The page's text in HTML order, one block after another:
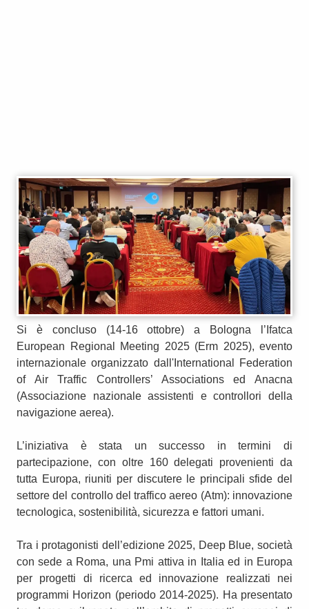
Si è concluso (14-16 ottobre) a Bologna l’Ifatca
European Regional Meeting 2025 (Erm 2025), evento
internazionale organizzato dall'International Federation
of Air Traffic Controllers’ Associations ed Anacna
(Associazione nazionale assistenti e controllori della
navigazione aerea).
L’iniziativa è stata un successo in termini di
partecipazione, con oltre 160 delegati provenienti da
tutta Europa, riuniti per discutere le principali sfide del
settore del controllo del traffico aereo (Atm): innovazione
tecnologica, sostenibilità, sicurezza e fattori umani.
Tra i protagonisti dell’edizione 2025, Deep Blue, società
con sede a Roma, una Pmi attiva in Italia ed in Europa
per progetti di ricerca ed innovazione realizzati nei
programmi Horizon (periodo 2014-2025). Ha presentato